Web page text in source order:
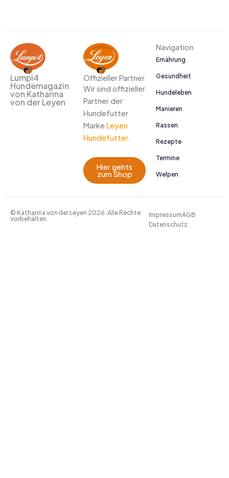
Lumpi4
Hundemagazin
von Katharina
von der Leyen
Offizieller Partner
Wir sind offizieller
Partner der
Hundefutter
Marke Leyen
Hundefutter.
Hier gehts
zum Shop
Navigation
Ernährung
Gesundheit
Hundeleben
Manieren
Rassen
Rezepte
Termine
Welpen
© Katharina von der Leyen 2026. Alle Rechte
vorbehalten.
ImpressumAGB
Datenschutz